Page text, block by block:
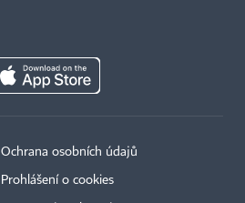
Ochrana osobních údajů
Prohlášení o cookies